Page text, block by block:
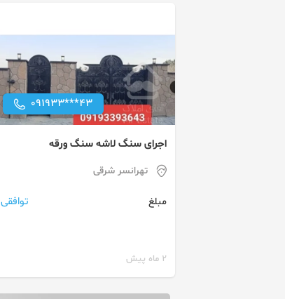
091933***43
اجرای سنگ لاشه سنگ ورقه
تهرانسر شرقی
مبلغ توافقی
2 ماه پیش